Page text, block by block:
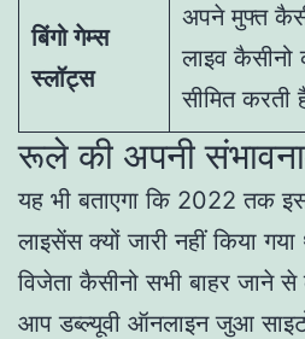
बिंगो गेम्स
स्लॉट्स
अपने मुफ्त
लाइव कैसीनो
सीमित करती
रूले की अपनी
यह भी बताएगा कि 2022 तक
लाइसेंस क्यों जारी नहीं किया
विजेता कैसीनो सभी बाहर जाने
आप डब्ल्यूवी ऑनलाइन जुआ